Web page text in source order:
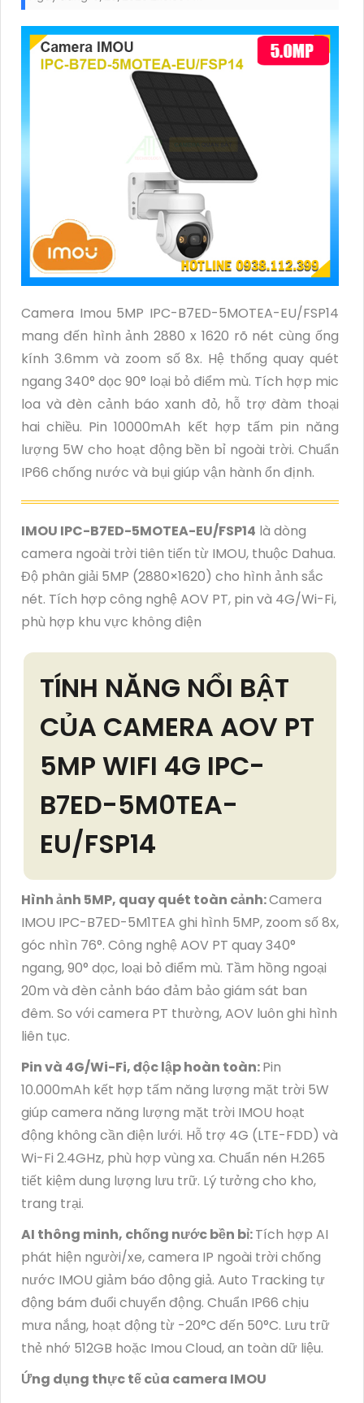
Camera Imou 5MP IPC-B7ED-5MOTEA-EU/FSP14
mang đến hình ảnh 2880 x 1620 rõ nét cùng ống
kính 3.6mm và zoom số 8x. Hệ thống quay quét
ngang 340° dọc 90° loại bỏ điểm mù. Tích hợp mic
loa và đèn cảnh báo xanh đỏ, hỗ trợ đàm thoại
hai chiều. Pin 10000mAh kết hợp tấm pin năng
lượng 5W cho hoạt động bền bỉ ngoài trời. Chuẩn
IP66 chống nước và bụi giúp vận hành ổn định.
IMOU IPC-B7ED-5MOTEA-EU/FSP14 là dòng
camera ngoài trời tiên tiến từ IMOU, thuộc Dahua.
Độ phân giải 5MP (2880×1620) cho hình ảnh sắc
nét. Tích hợp công nghệ AOV PT, pin và 4G/Wi-Fi,
phù hợp khu vực không điện
TÍNH NĂNG NỔI BẬT
CỦA CAMERA AOV PT
5MP WIFI 4G IPC-
B7ED-5M0TEA-
EU/FSP14
Hình ảnh 5MP, quay quét toàn cảnh:Camera
IMOU IPC-B7ED-5M1TEA ghi hình 5MP, zoom số 8x,
góc nhìn 76°. Công nghệ AOV PT quay 340°
ngang, 90° dọc, loại bỏ điểm mù. Tầm hồng ngoại
20m và đèn cảnh báo đảm bảo giám sát ban
đêm. So với camera PT thường, AOV luôn ghi hình
liên tục.
Pin và 4G/Wi-Fi, độc lập hoàn toàn:Pin
10.000mAh kết hợp tấm năng lượng mặt trời 5W
giúp camera năng lượng mặt trời IMOU hoạt
động không cần điện lưới. Hỗ trợ 4G (LTE-FDD) và
Wi-Fi 2.4GHz, phù hợp vùng xa. Chuẩn nén H.265
tiết kiệm dung lượng lưu trữ. Lý tưởng cho kho,
trang trại.
AI thông minh, chống nước bền bỉ:Tích hợp AI
phát hiện người/xe, camera IP ngoài trời chống
nước IMOU giảm báo động giả. Auto Tracking tự
động bám đuổi chuyển động. Chuẩn IP66 chịu
mưa nắng, hoạt động từ -20°C đến 50°C. Lưu trữ
thẻ nhớ 512GB hoặc Imou Cloud, an toàn dữ liệu.
Ứng dụng thực tế của camera IMOU